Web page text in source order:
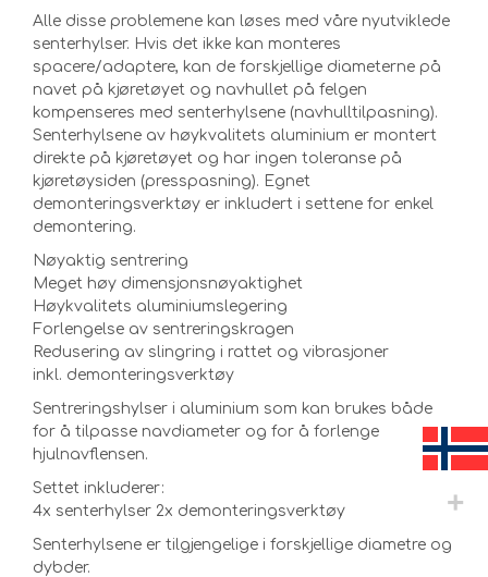
Alle disse problemene kan løses med våre nyutviklede
senterhylser. Hvis det ikke kan monteres
spacere/adaptere, kan de forskjellige diameterne på
navet på kjøretøyet og navhullet på felgen
kompenseres med senterhylsene (navhulltilpasning).
Senterhylsene av høykvalitets aluminium er montert
direkte på kjøretøyet og har ingen toleranse på
kjøretøysiden (presspasning). Egnet
demonteringsverktøy er inkludert i settene for enkel
demontering.
Nøyaktig sentrering
Meget høy dimensjonsnøyaktighet
Høykvalitets aluminiumslegering
Forlengelse av sentreringskragen
Redusering av slingring i rattet og vibrasjoner
inkl. demonteringsverktøy
Sentreringshylser i aluminium som kan brukes både
for å tilpasse navdiameter og for å forlenge
hjulnavflensen.
Settet inkluderer:
4x senterhylser 2x demonteringsverktøy
Senterhylsene er tilgjengelige i forskjellige diametre og
dybder.